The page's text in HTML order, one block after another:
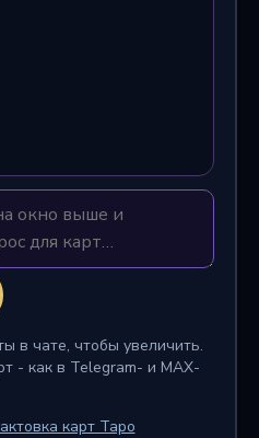
в чате, чтобы увеличить.
- как в Telegram- и MAX-
карт Таро